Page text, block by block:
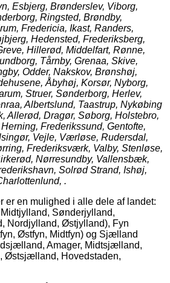
Esbjerg, Brønderslev, Viborg,
Ringsted, Brøndby,
Fredericia, Ikast, Randers,
Hedensted, Frederiksberg,
Hillerød, Middelfart, Rønne,
Tårnby, Grenaa, Skive,
Odder, Nakskov, Brønshøj,
Åbyhøj, Korsør, Nyborg,
Struer, Sønderborg, Herlev,
Albertslund, Taastrup, Nykøbing
Allerød, Dragør, Søborg, Holstebro,
Frederikssund, Gentofte,
Vejle, Værløse, Rudersdal,
Frederiksværk, Valby, Stenløse,
Nørresundby, Vallensbæk,
Solrød Strand, Ishøj,
.
er en mulighed i alle dele af landet:
Sønderjylland,
Nordjylland, Østjylland), Fyn
Østfyn, Midtfyn) og Sjælland
Amager, Midtsjælland,
Østsjælland, Hovedstaden,